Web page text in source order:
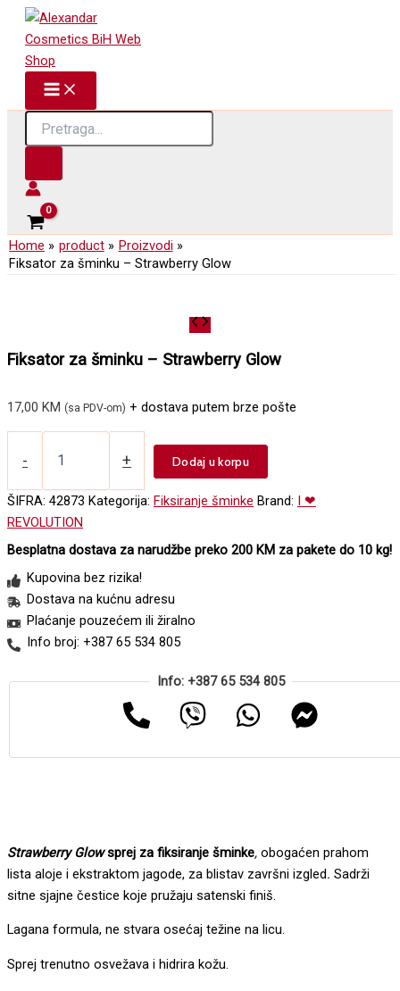
Skip
content
Products
search
Home product
Proizvodi
Fiksator za šminku – Strawberry Glow
Fiksator za šminku – Strawberry Glow
17,00 KM (sa PDV-om) + dostava putem brze pošte
-
Fiksator
-
Strawberry
Glow
količina
+ Dodaj u korpu
ŠIFRA: 42873 Kategorija: Fiksiranje šminke Brand: I ❤
REVOLUTION
Besplatna dostava za narudžbe preko 200 KM za pakete do 10 kg!
Kupovina bez rizika!
Dostava na kućnu adresu
Plaćanje pouzećem ili žiralno
Info broj: +387 65 534 805
Info: +387 65 534 805
Strawberry Glowsprej za fiksiranje šminke, obogaćen prahom
lista aloje i ekstraktom jagode, za blistav završni izgled. Sadrži
sitne sjajne čestice koje pružaju satenski finiš.
Lagana formula, ne stvara osećaj težine na licu.
Sprej trenutno osvežava i hidrira kožu.
Strawberry
količina